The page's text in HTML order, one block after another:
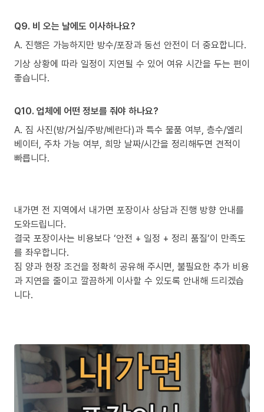
Q9. 비 오는 날에도 이사하나요?
A. 진행은 가능하지만 방수/포장과 동선 안전이 더 중요합니다.
기상 상황에 따라 일정이 지연될 수 있어 여유 시간을 두는 편이
좋습니다.
Q10. 업체에 어떤 정보를 줘야 하나요?
A. 짐 사진(방/거실/주방/베란다)과 특수 물품 여부, 층수/엘리
베이터, 주차 가능 여부, 희망 날짜/시간을 정리해두면 견적이
빠릅니다.
내가면 전 지역에서 내가면 포장이사 상담과 진행 방향 안내를
도와드립니다.
결국 포장이사는 비용보다 ‘안전 + 일정 + 정리 품질’이 만족도
를 좌우합니다.
짐 양과 현장 조건을 정확히 공유해 주시면, 불필요한 추가 비용
과 지연을 줄이고 깔끔하게 이사할 수 있도록 안내해 드리겠습
니다.